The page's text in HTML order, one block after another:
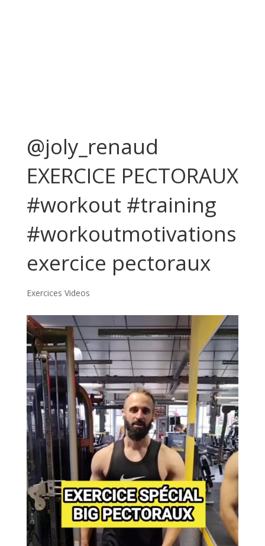
@joly_renaud
EXERCICE PECTORAUX
#workout #training
#workoutmotivations
exercice pectoraux
Exercices Videos